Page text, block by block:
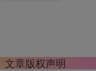
文章版权声明